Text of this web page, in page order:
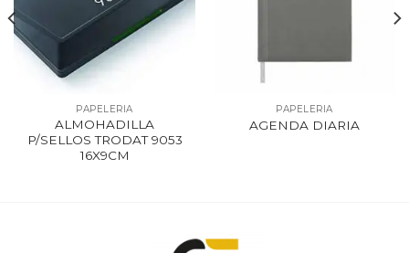
PAPELERIA
ALMOHADILLA
P/SELLOS TRODAT 9053
16X9CM
PAPELERIA
AGENDA DIARIA